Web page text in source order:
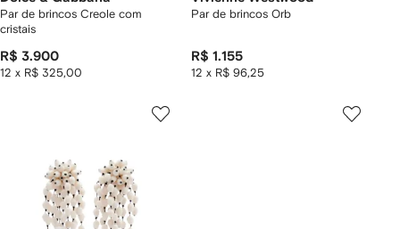
Par de brincos Creole com
cristais
R$ 3.900
12 x R$ 325,00
Par de brincos Orb
R$ 1.155
12 x R$ 96,25